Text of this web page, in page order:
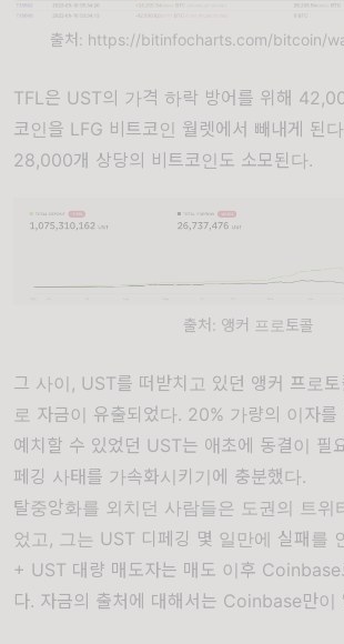
출처: https://bitinfocharts.com/bitcoin/
TFL은 UST의 가격 하락 방어를 위해
코인을 LFG 비트코인 월렛에서 빼내게 된
28,000개 상당의 비트코인도 소모된다.
출처: 앵커 프로토콜
그 사이, UST를 떠받치고 있던 앵커 프로
로 자금이 유출되었다. 20% 가량의 이자를
예치할 수 있었던 UST는 애초에 동결이 필
페깅 사태를 가속화시키기에 충분했다.
탈중앙화를 외치던 사람들은 도권의 트위
었고, 그는 UST 디페깅 몇 일만에 실패를
+ UST 대량 매도자는 매도 이후 Coinbase
다. 자금의 출처에 대해서는 Coinbase만이